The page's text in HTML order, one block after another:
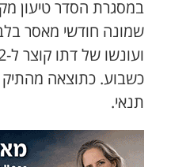
שמונה חודשי מאסר
כשבוע. כתוצאה מהתיק
תנאי.